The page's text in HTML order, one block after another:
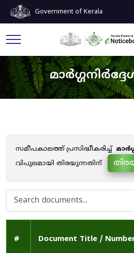
Government of Kerala
സമീപകാലത്ത് പ്രസിദ്ധീകരിച്ച്
വിപുലമായി തിരയുന്നതിന്
# Document Title /